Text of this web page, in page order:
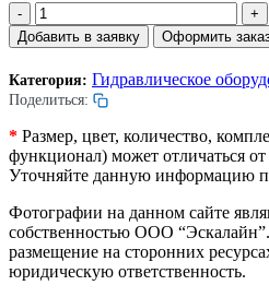
Количество
товара
Двигатель
MI100/6
погружного
гидравлического
GMV.
4,7kW.
50Hz.
400V.
Добавить в заявку Оформить
Категория: Гидравлическое
Поделиться:
* Размер, цвет, количество,
функционал) может отличаться
Уточняйте данную информацию
Фотографии на данном сайте
собственностью ООО
размещение на сторонних
юридическую ответственность.